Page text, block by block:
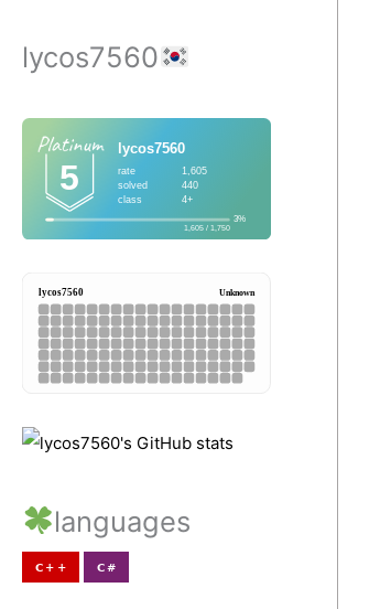
lycos7560
languages